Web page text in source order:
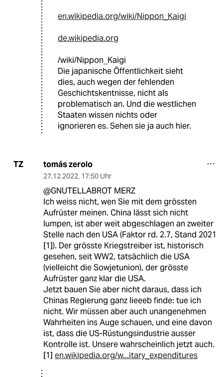
en.wikipedia.org/wiki/Nippon_Kaigi
de.wikipedia.org
/wiki/Nippon_Kaigi
Die japanische Öffentlichkeit sieht
dies, auch wegen der fehlenden
Geschichtskentnisse, nicht als
problematisch an. Und die westlichen
Staaten wissen nichts oder
ignorieren es. Sehen sie ja auch hier.
TZ tomás zerolo
27.12.2022, 17:50 Uhr
@GNUTELLABROT MERZ
Ich weiss nicht, wen Sie mit dem grössten
Aufrüster meinen. China lässt sich nicht
lumpen, ist aber weit abgeschlagen an zweiter
Stelle nach den USA (Faktor rd. 2.7, Stand 2021
[1]). Der grösste Kriegstreiber ist, historisch
gesehen, seit WW2, tatsächlich die USA
(vielleicht die Sowjetunion), der grösste
Aufrüster ganz klar die USA.
Jetzt bauen Sie aber nicht daraus, dass ich
Chinas Regierung ganz lieeeb finde: tue ich
nicht. Wir müssen aber auch unangenehmen
Wahrheiten ins Auge schauen, und eine davon
ist, dass die US-Rüstungsindustrie ausser
Kontrolle ist. Unsere wahrscheinlich jetzt auch.
[1] en.wikipedia.org/w...itary_expenditures